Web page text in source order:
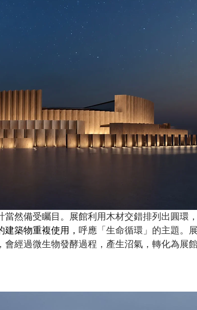
當然備受矚目。展館利用木材交錯排列出圓環，
築物重複使用， 呼應 「生命循環」的主題。
經過微生物發酵過程，產生沼氣，轉化為展